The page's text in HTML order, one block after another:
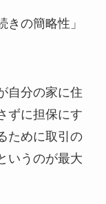
の簡略性」
自分の家に住
ずに担保にす
ために取引の
いうのが最大